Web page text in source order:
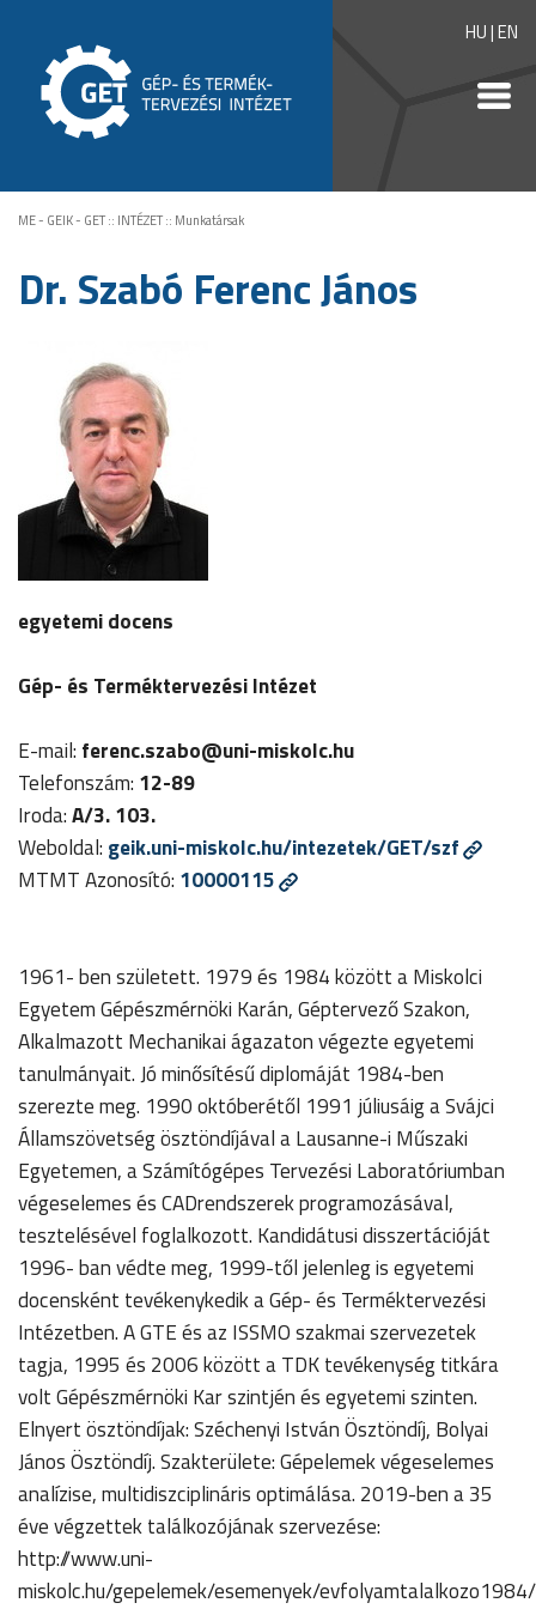
HU|EN
ME - GEIK - GET:: INTÉZET:: Munkatársak
Dr. Szabó Ferenc János
egyetemi docens
Gép- és Terméktervezési Intézet
E-mail: ferenc.szabo@uni-miskolc.hu
Telefonszám: 12-89
Iroda:A/3. 103.
Weboldal: geik.uni-miskolc.hu/intezetek/GET/szf
MTMT Azonosító: 10000115
1961- ben született. 1979 és 1984 között a Miskolci
Egyetem Gépészmérnöki Karán, Géptervező Szakon,
Alkalmazott Mechanikai ágazaton végezte egyetemi
tanulmányait. Jó minősítésű diplomáját 1984-ben
szerezte meg. 1990 októberétől 1991 júliusáig a Svájci
Államszövetség ösztöndíjával a Lausanne-i Műszaki
Egyetemen, a Számítógépes Tervezési Laboratóriumban
végeselemes és CADrendszerek programozásával,
tesztelésével foglalkozott. Kandidátusi disszertációját
1996- ban védte meg, 1999-től jelenleg is egyetemi
docensként tevékenykedik a Gép- és Terméktervezési
Intézetben. A GTE és az ISSMO szakmai szervezetek
tagja, 1995 és 2006 között a TDK tevékenység titkára
volt Gépészmérnöki Kar szintjén és egyetemi szinten.
Elnyert ösztöndíjak: Széchenyi István Ösztöndíj, Bolyai
János Ösztöndíj. Szakterülete: Gépelemek végeselemes
analízise, multidiszciplináris optimálása. 2019-ben a 35
éve végzettek találkozójának szervezése:
http://www.uni-
miskolc.hu/gepelemek/esemenyek/evfolyamtalalkozo1984/